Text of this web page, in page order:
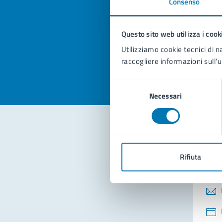
Questo sito web utilizza i
Utilizziamo cookie tecnici di
raccogliere informazioni
consenso
Necessari
Rifiuta